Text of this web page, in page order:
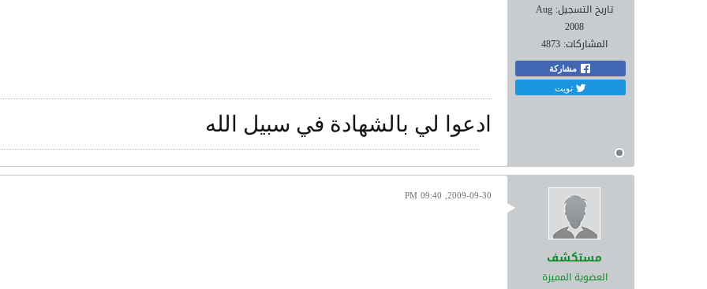
تاريخ التسجيل: Aug
2008
المشاركات: 4873
مشاركة
تويت
ادعوا لي بالشهادة في سبيل الله
مستكشف
العضوية المميزة
2009-09-30, 09:40 PM